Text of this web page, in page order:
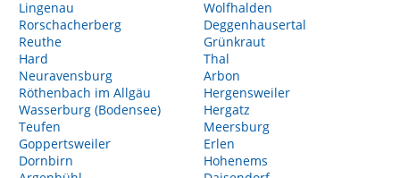
Lingenau
Rorschacherberg
Reuthe
Hard
Neuravensburg
Röthenbach im Allgäu
Wasserburg (Bodensee)
Teufen
Goppertsweiler
Dornbirn
Wolfhalden
Deggenhausertal
Grünkraut
Thal
Arbon
Hergensweiler
Hergatz
Meersburg
Erlen
Hohenems